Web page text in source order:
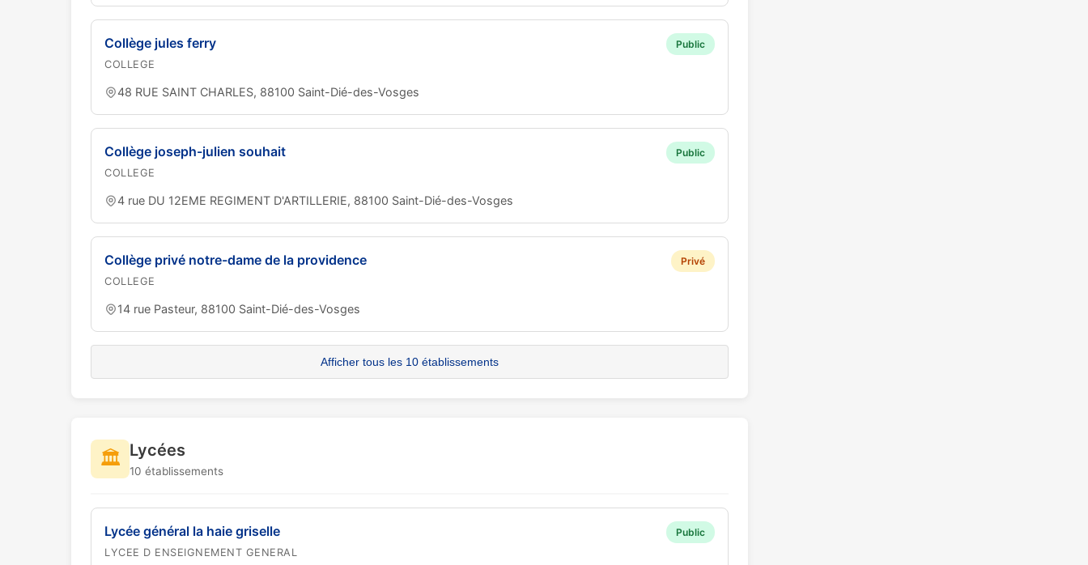
Collège jules ferry
COLLEGE
Public
48 RUE SAINT CHARLES, 88100 Saint-Dié-des-Vosges
Collège joseph-julien souhait
COLLEGE
Public
4 rue DU 12EME REGIMENT D'ARTILLERIE, 88100 Saint-Dié-des-Vosges
Collège privé notre-dame de la providence
COLLEGE
Privé
14 rue Pasteur, 88100 Saint-Dié-des-Vosges
Afficher tous les 10 établissements
🏛️ Lycées
10 établissements
Lycée général la haie griselle
LYCEE D ENSEIGNEMENT GENERAL
Public